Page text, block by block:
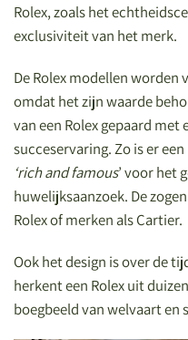
Rolex, zoals het
exclusiviteit van het merk.
De Rolex modellen worden
omdat het zijn waarde
van een Rolex gepaard met
succeservaring. Zo is er
‘rich and famous’ voor het
huwelijksaanzoek. De
Rolex of merken als Cartier.
Ook het design is over de
herkent een Rolex uit
boegbeeld van welvaart en